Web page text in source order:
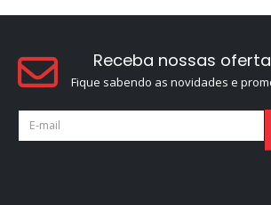
Receba nossas
Fique sabendo as novidades e